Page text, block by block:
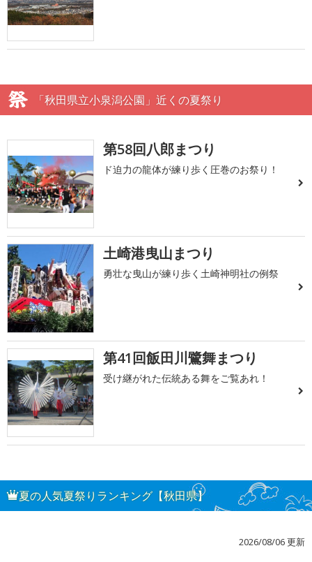
「秋田県立小泉潟公園」近くの夏祭り
第58回八郎まつり
ド迫力の龍体が練り歩く圧巻のお祭り！
土崎港曳山まつり
勇壮な曳山が練り歩く土崎神明社の例祭
第41回飯田川鷺舞まつり
受け継がれた伝統ある舞をご覧あれ！
夏の人気夏祭りランキング【秋田県】
2026/08/06 更新